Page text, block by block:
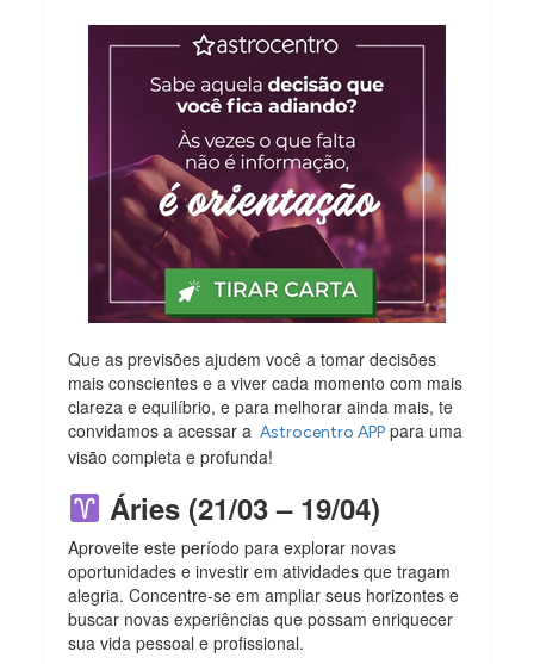
Que as previsões ajudem você a tomar decisões
mais conscientes e a viver cada momento com mais
clareza e equilíbrio, e para melhorar ainda mais, te
convidamos a acessar a Astrocentro APP para uma
visão completa e profunda!
Áries (21/03 – 19/04)
Aproveite este período para explorar novas
oportunidades e investir em atividades que tragam
alegria. Concentre-se em ampliar seus horizontes e
buscar novas experiências que possam enriquecer
sua vida pessoal e profissional.